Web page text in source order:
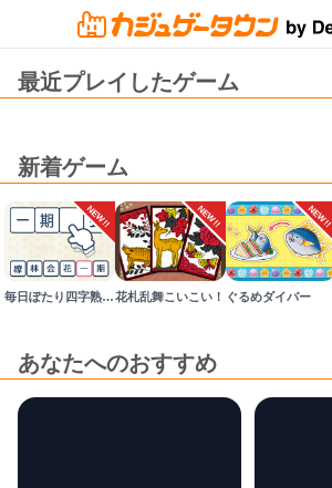
最近プレイしたゲーム
新着ゲーム
NEW!!
毎日ぽたり四字熟語の泉
NEW!!
花札乱舞こいこい！
NEW!!
ぐるめダイバー
あなたへのおすすめ